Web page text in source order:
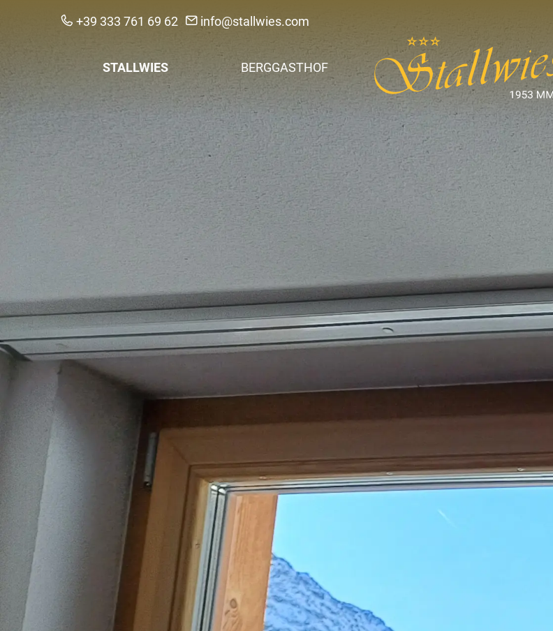
+39 333 761 69 62 info@stallwies.com
STALLWIES
Urlaub anfragen
Kontakt & Anreise
Bildergalerie
Hofnachrichten
BERGGASTHOF
Zimmer & Preise
Nachhaltigkeit &
Regionalität & Familie